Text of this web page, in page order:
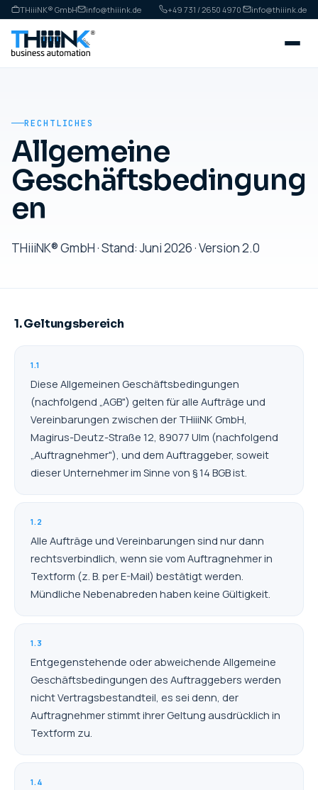
THiiiNK® GmbH info@thiiink.de +49 731 / 2650 4970· info@thiiink.de
RECHTLICHES
Allgemeine
Geschäftsbedingung
en
THiiiNK® GmbH · Stand: Juni 2026 · Version 2.0
1. Geltungsbereich
1.1
Diese Allgemeinen Geschäftsbedingungen
(nachfolgend „AGB") gelten für alle Aufträge und
Vereinbarungen zwischen der THiiiNK GmbH,
Magirus-Deutz-Straße 12, 89077 Ulm (nachfolgend
„Auftragnehmer"), und dem Auftraggeber, soweit
dieser Unternehmer im Sinne von § 14 BGB ist.
1.2
Alle Aufträge und Vereinbarungen sind nur dann
rechtsverbindlich, wenn sie vom Auftragnehmer in
Textform (z. B. per E-Mail) bestätigt werden.
Mündliche Nebenabreden haben keine Gültigkeit.
1.3
Entgegenstehende oder abweichende Allgemeine
Geschäftsbedingungen des Auftraggebers werden
nicht Vertragsbestandteil, es sei denn, der
Auftragnehmer stimmt ihrer Geltung ausdrücklich in
Textform zu.
1.4